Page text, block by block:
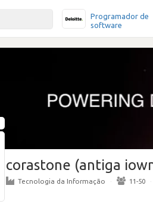
Programador de
software
corastone (antiga
Tecnologia da Informação · 11-50 ·